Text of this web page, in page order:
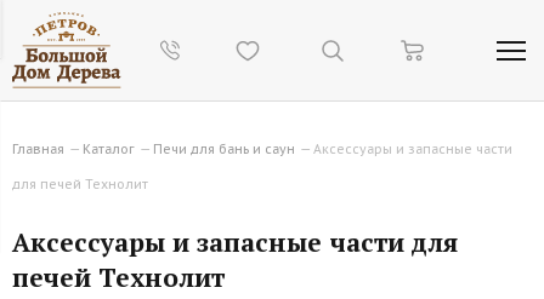
Главная — Каталог — Печи для бань и саун — Аксессуары и запасные части
для печей Технолит
Аксессуары и запасные части для
печей Технолит